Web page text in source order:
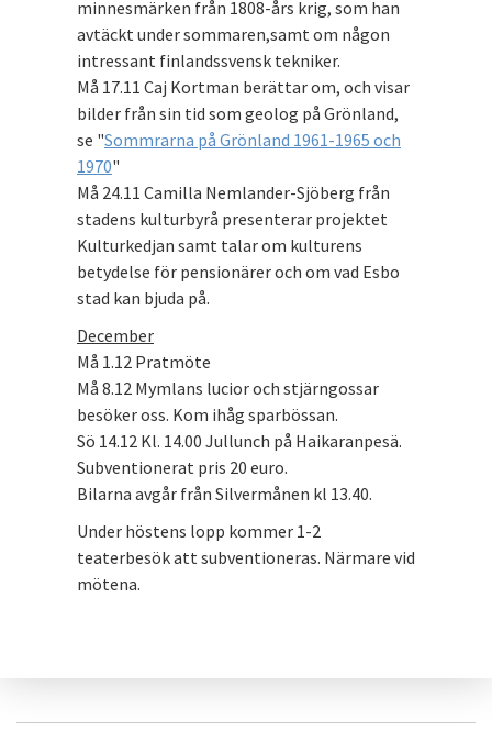
minnesmärken från 1808-års krig, som han
avtäckt under sommaren,samt om någon
intressant finlandssvensk tekniker.
Må 17.11 Caj Kortman berättar om, och visar
bilder från sin tid som geolog på Grönland,
se "Sommrarna på Grönland 1961-1965 och
1970"
Må 24.11 Camilla Nemlander-Sjöberg från
stadens kulturbyrå presenterar projektet
Kulturkedjan samt talar om kulturens
betydelse för pensionärer och om vad Esbo
stad kan bjuda på.
December
Må 1.12 Pratmöte
Må 8.12 Mymlans lucior och stjärngossar
besöker oss. Kom ihåg sparbössan.
Sö 14.12 Kl. 14.00 Jullunch på Haikaranpesä.
Subventionerat pris 20 euro.
Bilarna avgår från Silvermånen kl 13.40.
Under höstens lopp kommer 1-2
teaterbesök att subventioneras. Närmare vid
mötena.